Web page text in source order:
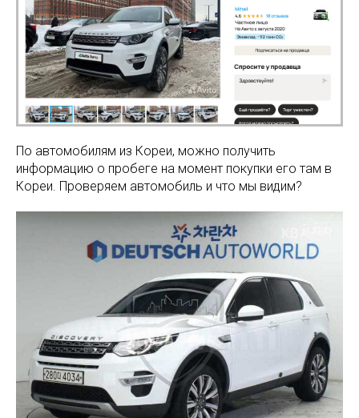
По автомобилям из Кореи, можно получить
информацию о пробеге на момент покупки его там в
Кореи. Проверяем автомобиль и что мы видим?